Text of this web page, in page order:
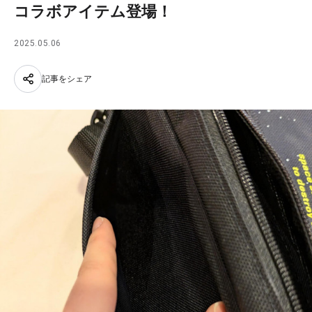
コラボアイテム登場！
2025.05.06
記事をシェア